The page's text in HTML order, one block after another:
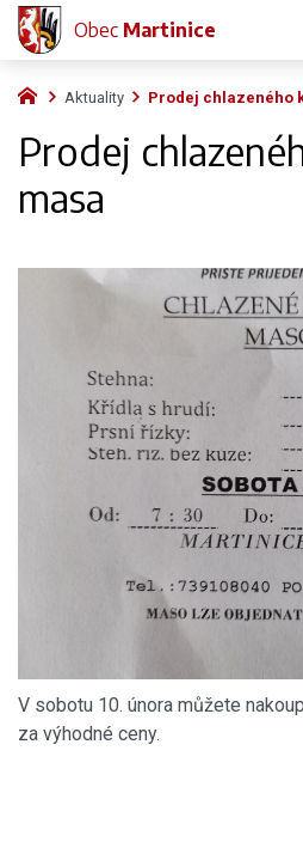
Aktuality Prodej chlazeného
Prodej
masa
V sobotu 10. února můžete
za výhodné ceny.
Obec Martinice